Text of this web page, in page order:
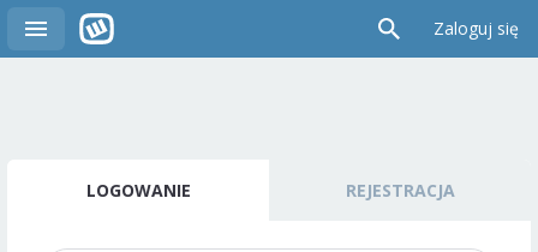
Zaloguj się
LOGOWANIE REJESTRACJA